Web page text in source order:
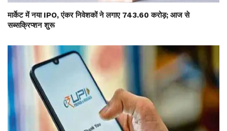
मार्केट में नया IPO, एंकर निवेशकों ने लगाए 743.60 करोड़; आज से
सब्सक्रिप्शन शुरू